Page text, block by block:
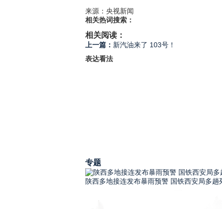
来源：央视新闻
相关热词搜索：
相关阅读：
上一篇： 新汽油来了 103号！
表达看法
专题
陕西多地接连发布暴雨预警 国铁西安局多趟